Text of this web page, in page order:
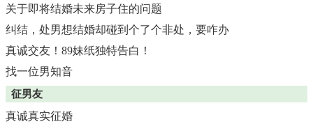
关于即将结婚未来房子住的问题
纠结，处男想结婚却碰到个了个非处，要咋办
真诚交友！89妹纸独特告白！
找一位男知音
征男友
真诚真实征婚